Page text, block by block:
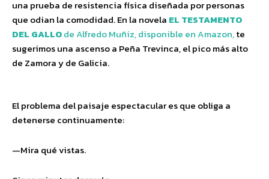
una prueba de resistencia física diseñada por personas
que odian la comodidad. En la novela EL TESTAMENTO
DEL GALLOde Alfredo Muñiz, disponible en Amazon,te
sugerimos una ascenso a Peña Trevinca, el pico más alto
de Zamora y de Galicia.
El problema del paisaje espectacular es que obliga a
detenerse continuamente:
—Mira qué vistas.